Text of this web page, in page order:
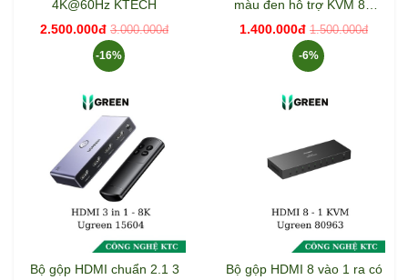
4K@60Hz KTECH
2.500.000đ 3.000.000đ
-16%
màu đen hỗ trợ KVM 8K
Ugreen 25961
1.400.000đ 1.500.000đ
-6%
Bộ gộp HDMI chuẩn 2.1 3
Bộ gộp HDMI 8 vào 1 ra có